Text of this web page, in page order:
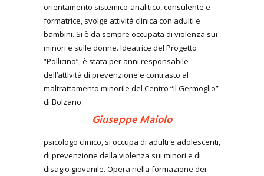
orientamento sistemico-analitico, consulente e
formatrice, svolge attività clinica con adulti e
bambini. Si è da sempre occupata di violenza sui
minori e sulle donne. Ideatrice del Progetto
“Pollicino”, è stata per anni responsabile
dell’attività di prevenzione e contrasto al
maltrattamento minorile del Centro “Il Germoglio”
di Bolzano.
Giuseppe Maiolo
psicologo clinico, si occupa di adulti e adolescenti,
di prevenzione della violenza sui minori e di
disagio giovanile. Opera nella formazione dei